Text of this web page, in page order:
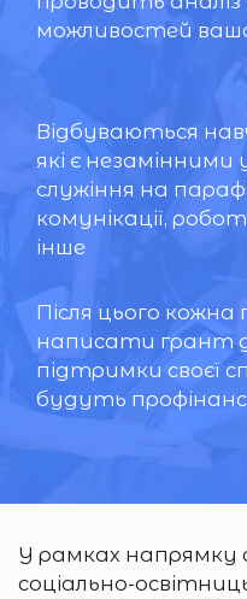
можливостей
Відбуваються
які є незамінними
служіння на
комунікації,
інше
Після цього кожна
написати грант
підтримки своєї
будуть
У рамках напрямку
соціально-